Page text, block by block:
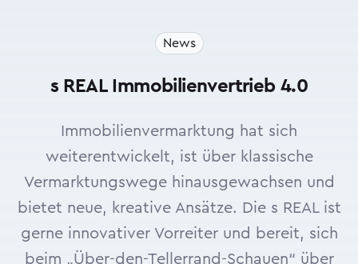
News
s REAL Immobilienvertrieb 4.0
Immobilienvermarktung hat sich
weiterentwickelt, ist über klassische
Vermarktungswege hinaus­gewachsen und
bietet neue, kreative Ansätze. Die s REAL ist
gerne innovativer Vorreiter und bereit, sich
beim „Über-den-Tellerrand-Schauen“ über